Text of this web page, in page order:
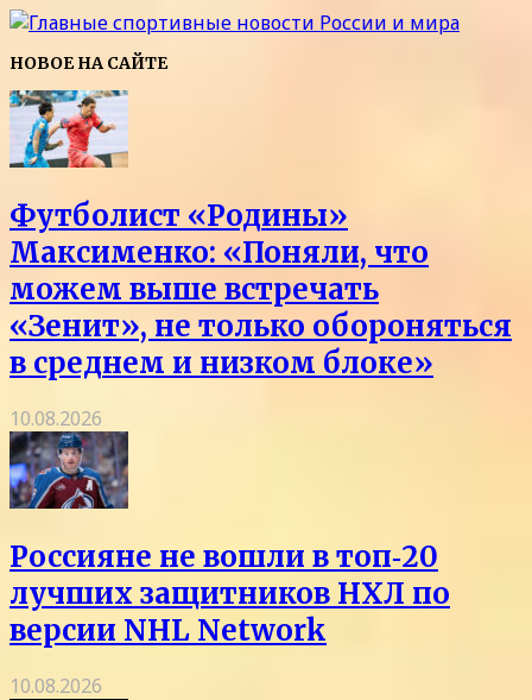
НОВОЕ НА САЙТЕ
Футболист «Родины»
Максименко: «Поняли, что
можем выше встречать
«Зенит», не только обороняться
в среднем и низком блоке»
10.08.2026
Россияне не вошли в топ‑20
лучших защитников НХЛ по
версии NHL Network
10.08.2026